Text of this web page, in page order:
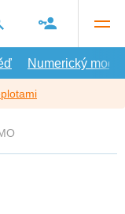
Numerický model